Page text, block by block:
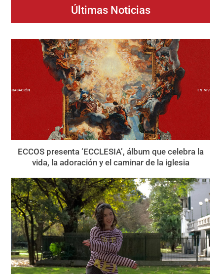
Últimas Noticias
ECCOS presenta ‘ECCLESIA’, álbum que celebra la
vida, la adoración y el caminar de la iglesia